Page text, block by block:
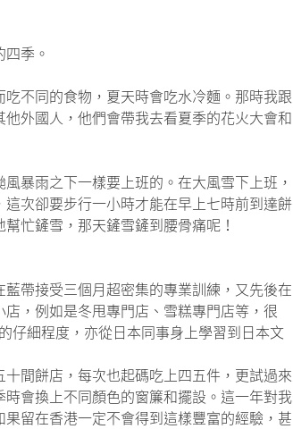
季。
不同的食物，夏天時會吃水冷麵。那時我跟
外國人，他們會帶我去看夏季的花火大會和
暴雨之下一樣要上班的。在大風雪下上班，
次卻要步行一小時才能在早上七時前到達餅
忙鏟雪，那天鏟雪鏟到腰骨痛呢！
帶接受三個月超密集的專業訓練，又先後在
，例如是冬甩專門店、雪糕專門店等，很
仔細程度，亦從日本同事身上學習到日本文
間餅店，每次也起碼吃上四五件，更試過來
會換上不同顏色的窗簾和擺設。這一年對我
留在香港一定不會得到這樣豐富的經驗，甚